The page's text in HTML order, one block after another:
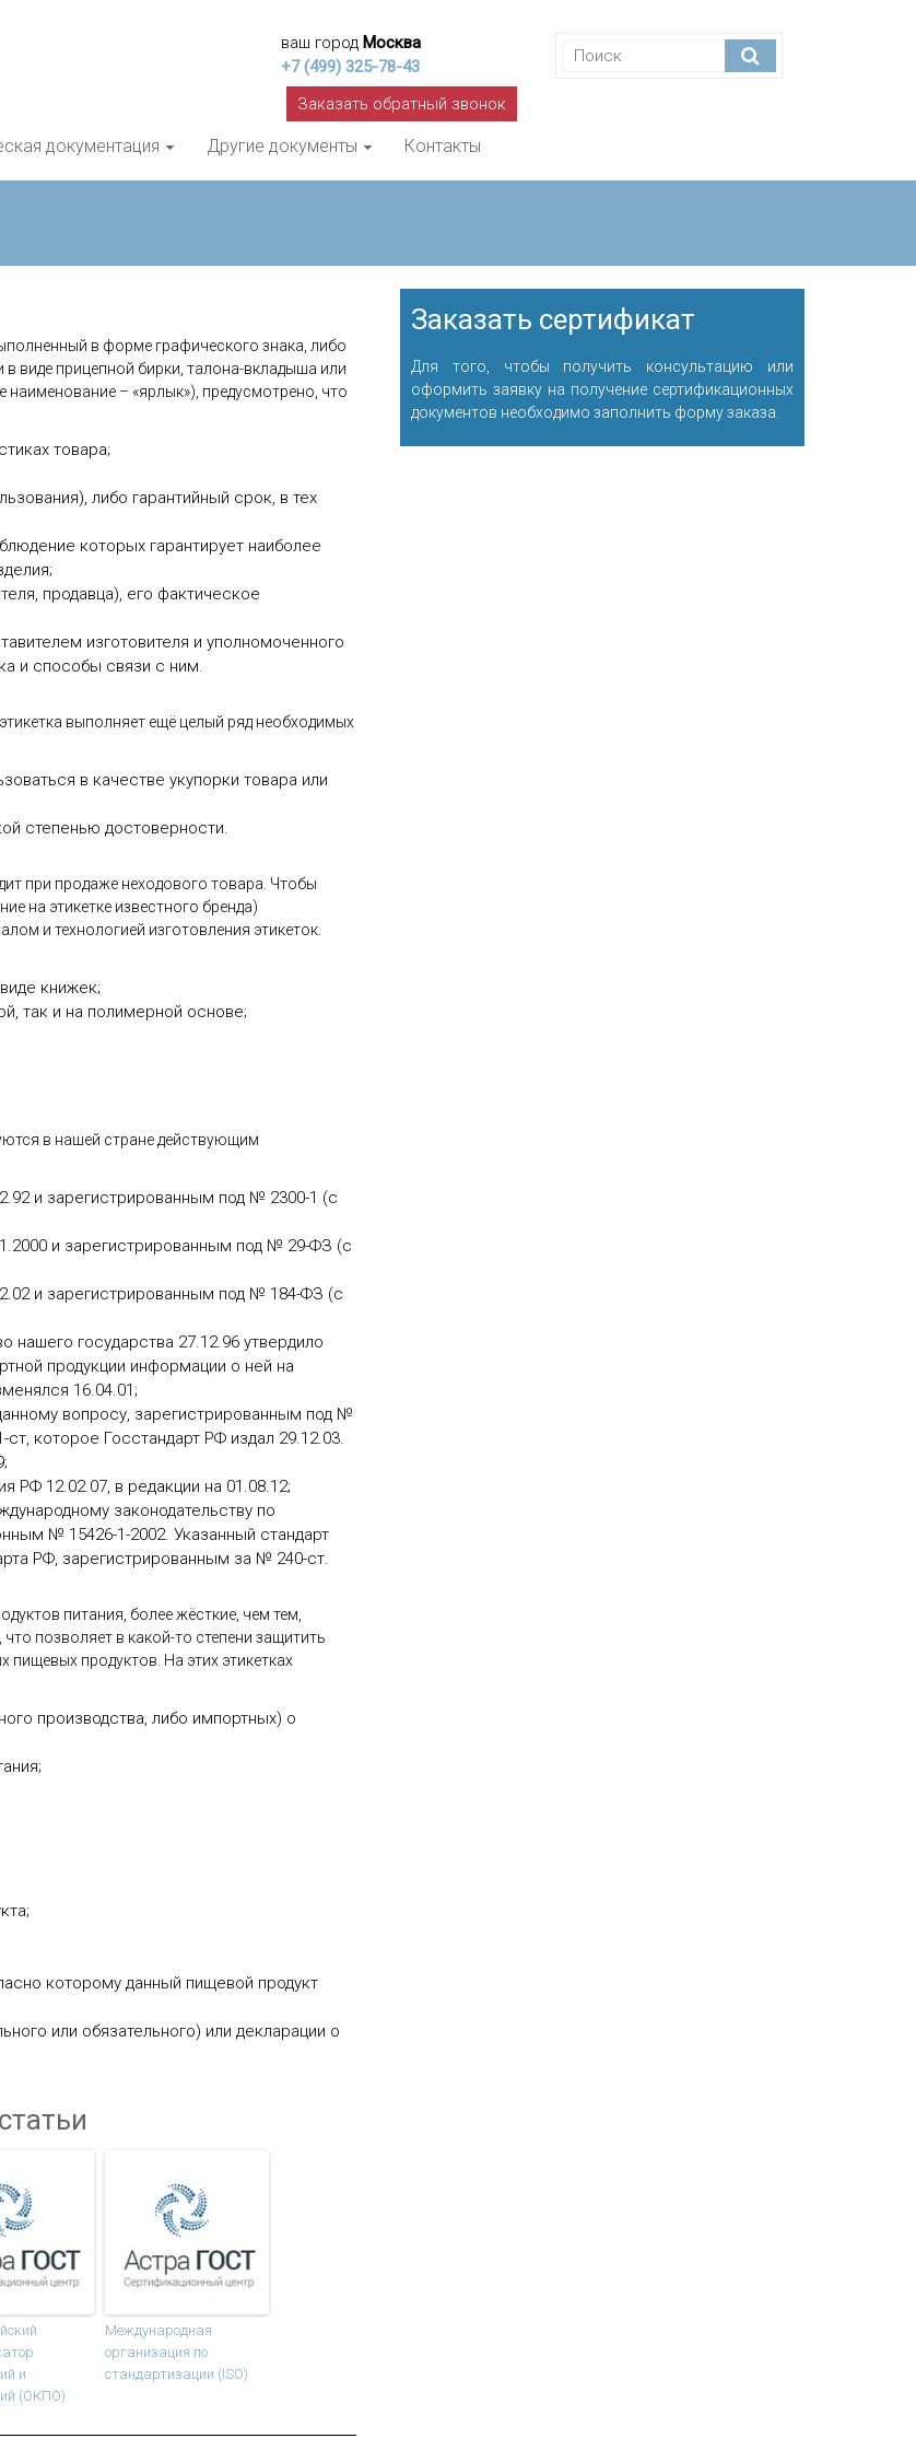
ваш город Москва
+7 (499) 325-78-43
Заказать обратный звонок
документация Другие документы Контакты
в форме графического знака, либо
виде прицепной бирки, талона-вкладыша или
– «ярлык»), предусмотрено, что
товара;
либо гарантийный срок, в тех
которых гарантирует наиболее
продавца), его фактическое
изготовителя и уполномоченного
и способы связи с ним.
выполняет ещё целый ряд необходимых
в качестве укупорки товара или
степенью достоверности.
при продаже неходового товара. Чтобы
на этикетке известного бренда)
и технологией изготовления этикеток.
книжек;
так и на полимерной основе;
в нашей стране действующим
и зарегистрированным под № 2300-1 (с
и зарегистрированным под № 29-ФЗ (с
и зарегистрированным под № 184-ФЗ (с
государства 27.12.96 утвердило
продукции информации о ней на
16.04.01;
вопросу, зарегистрированным под №
которое Госстандарт РФ издал 29.12.03.
РФ 12.02.07, в редакции на 01.08.12;
законодательству по
№ 15426-1-2002. Указанный стандарт
РФ, зарегистрированным за № 240-ст.
питания, более жёсткие, чем тем,
позволяет в какой-то степени защитить
пищевых продуктов. На этих этикетках
производства, либо импортных) о
которому данный пищевой продукт
или обязательного) или декларации о
и
(ОКПО)
Международная
организация по
стандартизации (ISO)
Заказать сертификат
Для того, чтобы получить консультацию или
оформить заявку на получение сертификационных
документов необходимо заполнить форму заказа.